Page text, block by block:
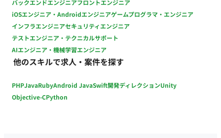
バックエンドエンジニアフロントエンジニア
iOSエンジニア・Androidエンジニアゲームプログラマ・エンジニア
インフラエンジニアセキュリティエンジニア
テストエンジニア・テクニカルサポート
AIエンジニア・機械学習エンジニア
他のスキルで求人・案件を探す
PHPJavaRubyAndroid JavaSwift開発ディレクションUnity
Objective-CPython